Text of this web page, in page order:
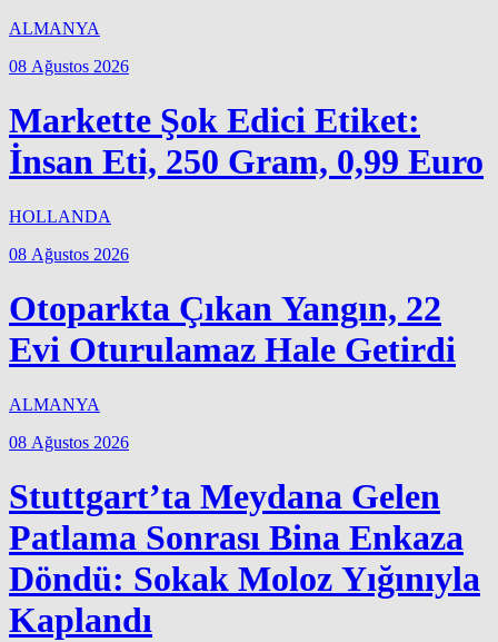
ALMANYA
08 Ağustos 2026
Markette Şok Edici Etiket:
İnsan Eti, 250 Gram, 0,99 Euro
HOLLANDA
08 Ağustos 2026
Otoparkta Çıkan Yangın, 22
Evi Oturulamaz Hale Getirdi
ALMANYA
08 Ağustos 2026
Stuttgart’ta Meydana Gelen
Patlama Sonrası Bina Enkaza
Döndü: Sokak Moloz Yığınıyla
Kaplandı